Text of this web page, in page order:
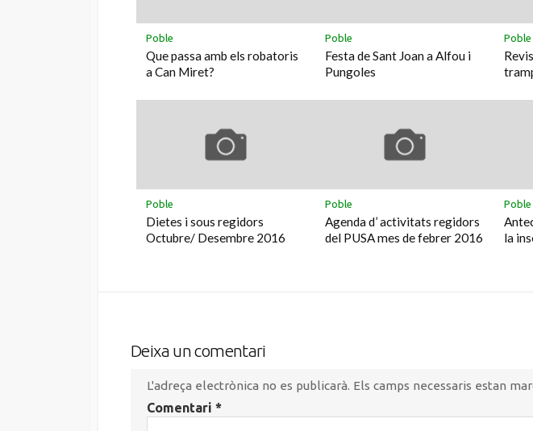
Poble
Que passa amb els robatoris
a Can Miret?
Poble
Festa de Sant Joan a Alfou i
Pungoles
Poble
Poble
Dietes i sous regidors
Octubre/ Desembre 2016
Poble
Agenda d’ activitats regidors
del PUSA mes de febrer 2016
Poble
la
Deixa un comentari
L'adreça electrònica no es publicarà. Els camps necessaris estan
Comentari *